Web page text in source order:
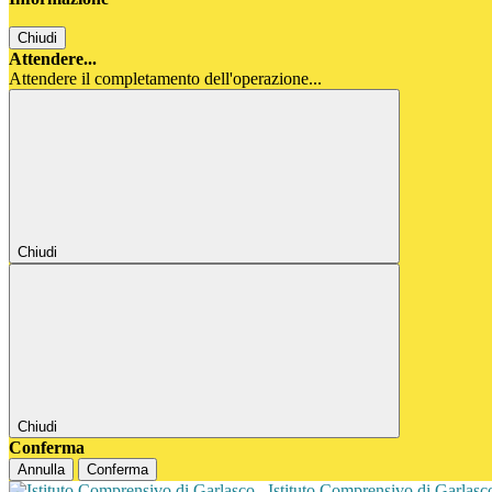
Chiudi
Attendere...
Attendere il completamento dell'operazione...
Chiudi
Chiudi
Conferma
Annulla Conferma